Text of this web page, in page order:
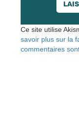
Ce site utilise
savoir plus sur la
commentaires